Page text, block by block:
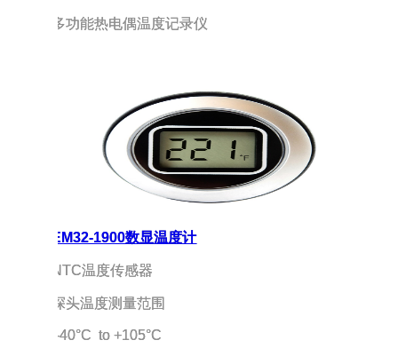
多功能热电偶温度记录仪
EM32-1900数显温度计
NTC温度传感器
探头温度测量范围
-40°C  to +105°C